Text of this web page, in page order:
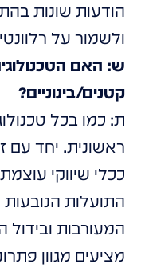
הודעות שונות
ולשמור על
ש: האם
קטנים/בינוניים?
ת: כמו בכל
ראשונית. יחד
ככלי שיווקי
התועלות
המעורבות ובידול
מציעים מגוון